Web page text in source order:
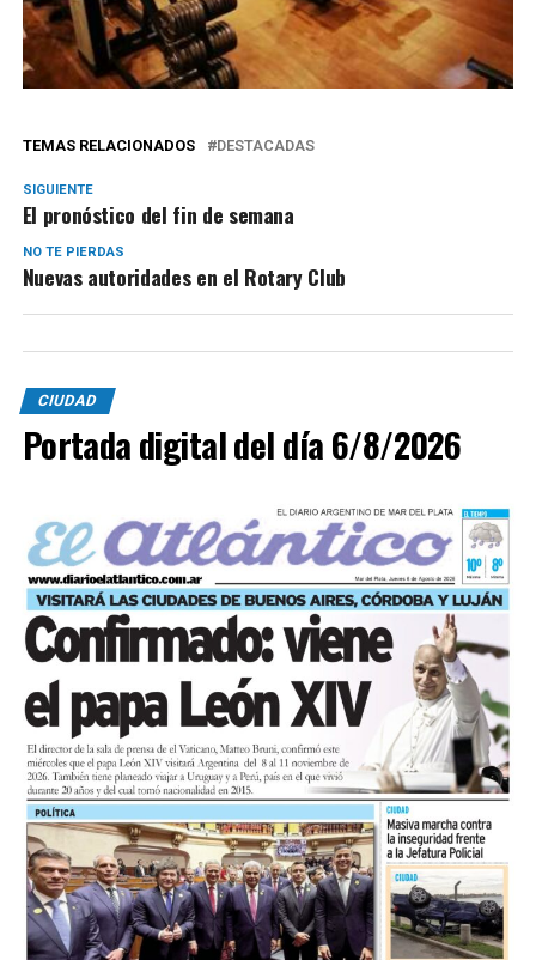
TEMAS RELACIONADOS DESTACADAS
SIGUIENTE
El pronóstico del fin de semana
NO TE PIERDAS
Nuevas autoridades en el Rotary Club
CIUDAD
Portada digital del día 6/8/2026